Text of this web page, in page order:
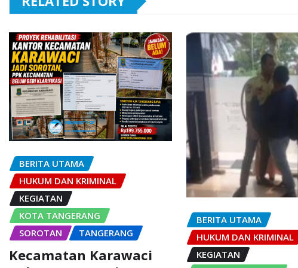
BERITA UTAMA
HUKUM DAN KRIMINAL
KEGIATAN
KOTA TANGERANG
SOROTAN
TANGERANG
Kecamatan Karawaci
BERITA UTAMA
HUKUM DAN KRIMINAL
KEGIATAN